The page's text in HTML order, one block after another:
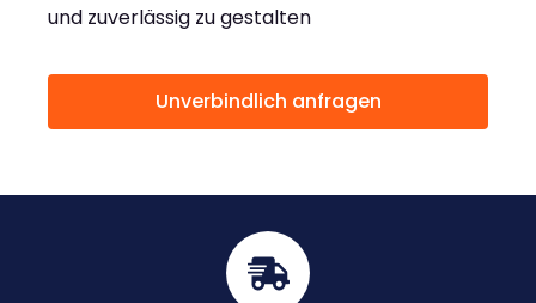
und zuverlässig zu gestalten
Unverbindlich anfragen